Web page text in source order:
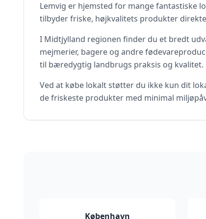
Lemvig er hjemsted for mange fantastiske
tilbyder friske, højkvalitets produkter
I Midtjylland regionen finder du et bredt
mejmerier, bagere og andre
til bæredygtig landbrugs praksis og kvalitet.
Ved at købe lokalt støtter du ikke kun dit
de friskeste produkter med minimal
København